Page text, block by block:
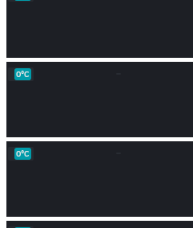
0°C
0°C